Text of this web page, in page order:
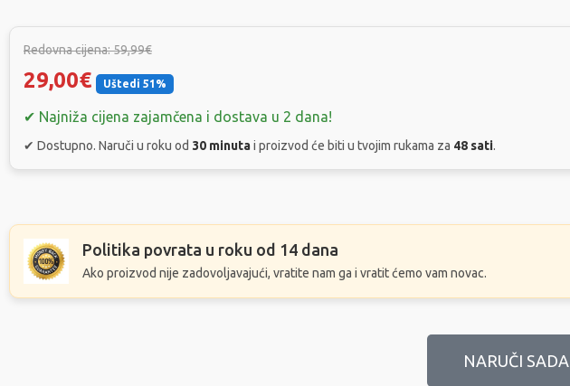
Redovna cijena: 59,99€
29,00€ Uštedi 51%
✔ Najniža cijena zajamčena i dostava u 2 dana!
✔ Dostupno. Naruči u roku od 30 minutai proizvod će biti u tvojim rukama za 48 sati.
Politika povrata u roku od 14 dana
Ako proizvod nije zadovoljavajući, vratite nam ga i vratit ćemo vam novac.
NARUČI SADA